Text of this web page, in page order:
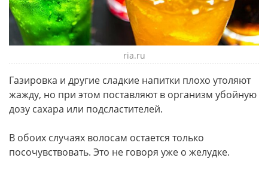
ria.ru
Газировка и другие сладкие напитки плохо утоляют
жажду, но при этом поставляют в организм убойную
дозу сахара или подсластителей.
В обоих случаях волосам остается только
посочувствовать. Это не говоря уже о желудке.